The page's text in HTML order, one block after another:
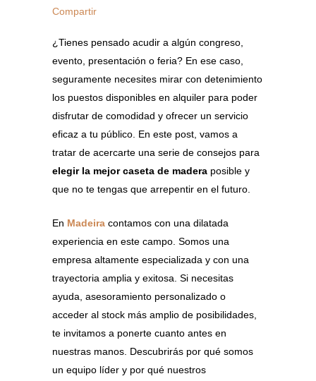
Compartir
¿Tienes pensado acudir a algún congreso,
evento, presentación o feria? En ese caso,
seguramente necesites mirar con detenimiento
los puestos disponibles en alquiler para poder
disfrutar de comodidad y ofrecer un servicio
eficaz a tu público. En este post, vamos a
tratar de acercarte una serie de consejos para
elegir la mejor caseta de madera posible y
que no te tengas que arrepentir en el futuro.
En Madeira contamos con una dilatada
experiencia en este campo. Somos una
empresa altamente especializada y con una
trayectoria amplia y exitosa. Si necesitas
ayuda, asesoramiento personalizado o
acceder al stock más amplio de posibilidades,
te invitamos a ponerte cuanto antes en
nuestras manos. Descubrirás por qué somos
un equipo líder y por qué nuestros